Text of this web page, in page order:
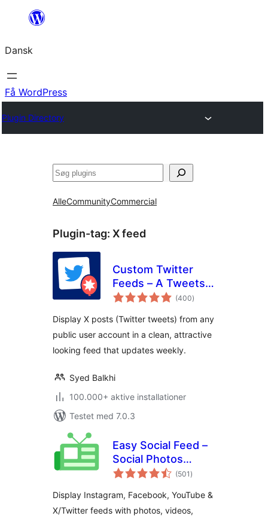
Spring
indhold
Dansk
Få WordPress
Plugin Directory
Søg
AlleCommunityCommercial
Plugin-tag: X feed
Custom Twitter
Feeds – A Tweets
Widget or X Feed
(400totale
bedømmelser
)
Display X posts (Twitter tweets) from any
public user account in a clean, attractive
looking feed that updates weekly.
Syed Balkhi
100.000+ aktive installationer
Testet med 7.0.3
Easy Social Feed –
Social Photos
Gallery and Post
WordPress
(501 totale
bedømmelser
)
Display Instagram, Facebook, YouTube &
X/Twitter feeds with photos, videos,